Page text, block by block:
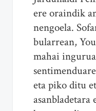
ere oraindik
nengoela.
bularrean,
mahai
eta piko ditu